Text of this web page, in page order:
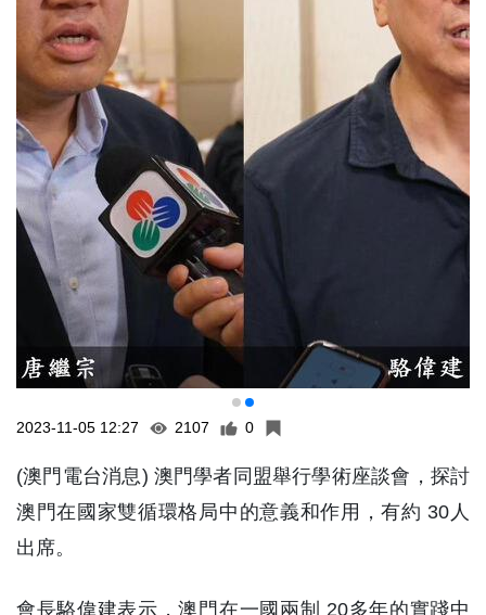
2023-11-05 12:27 2107 0
(澳門電台消息) 澳門學者同盟舉行學術座談會，探討
澳門在國家雙循環格局中的意義和作用，有約 30人
出席。
會長駱偉建表示，澳門在一國兩制 20多年的實踐中